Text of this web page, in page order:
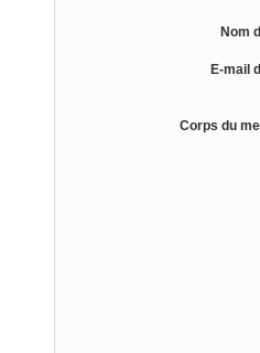
Nom
E-mail
Corps du